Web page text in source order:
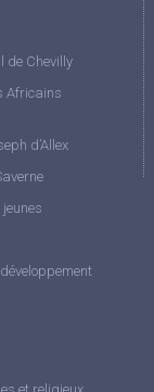
de Chevilly
Africains
d’Allex